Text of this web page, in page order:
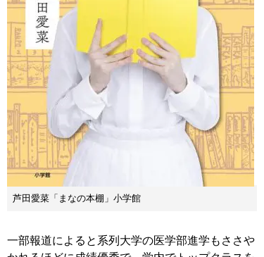
芦田愛菜「まなの本棚」小学館
一部報道によると系列大学の医学部進学もささや